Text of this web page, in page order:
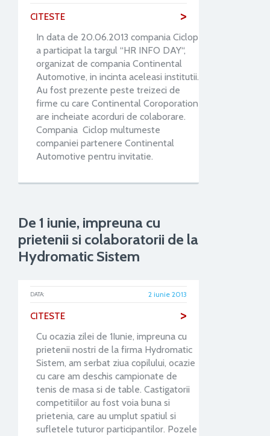
CITESTE >
In data de 20.06.2013 compania Ciclop
a participat la targul “HR INFO DAY“,
organizat de compania Continental
Automotive, in incinta aceleasi institutii.
Au fost prezente peste treizeci de
firme cu care Continental Coroporation
are incheiate acorduri de colaborare.
Compania Ciclop multumeste
companiei partenere Continental
Automotive pentru invitatie.
De 1 iunie, impreuna cu
prietenii si colaboratorii de la
Hydromatic Sistem
DATA: 2 iunie 2013
CITESTE >
Cu ocazia zilei de 1Iunie, impreuna cu
prietenii nostri de la firma Hydromatic
Sistem, am serbat ziua copilului, ocazie
cu care am deschis campionate de
tenis de masa si de table. Castigatorii
competitiilor au fost voia buna si
prietenia, care au umplut spatiul si
sufletele tuturor participantilor. Pozele